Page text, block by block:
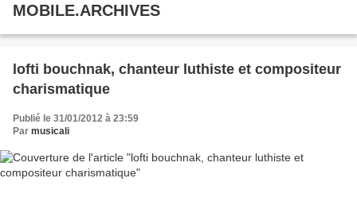
MOBILE.ARCHIVES
lofti bouchnak, chanteur luthiste et compositeur
charismatique
Publié le 31/01/2012 à 23:59
Par musicali